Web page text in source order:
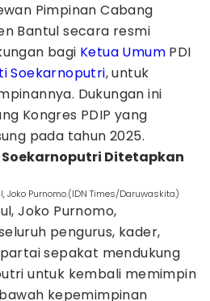
Pimpinan Cabang
Bantul secara resmi
bagi Ketua Umum PDI
Soekarnoputri, untuk
Dukungan ini
Kongres PDIP yang
pada tahun 2025.
Soekarnoputri Ditetapkan
Joko Purnomo.(IDN Times/Daruwaskita)
Joko Purnomo,
pengurus, kader,
sepakat mendukung
untuk kembali memimpin
kepemimpinan